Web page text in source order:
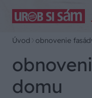
Úvod obnovenie
domu